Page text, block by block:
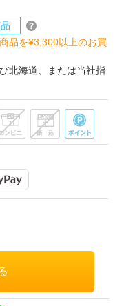
品を¥3,300以上のお買
北海道、または当社指